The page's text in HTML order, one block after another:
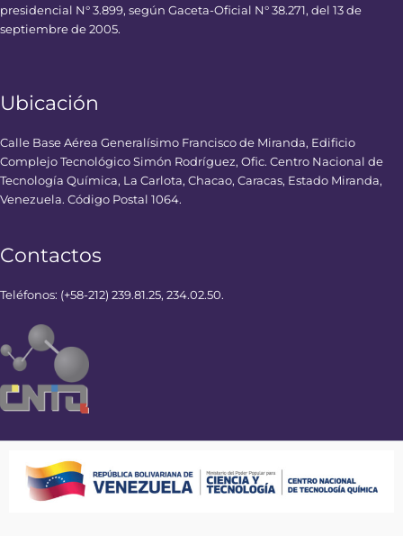
presidencial N° 3.899, según Gaceta-Oficial N° 38.271, del 13 de
septiembre de 2005.
Ubicación
Calle Base Aérea Generalísimo Francisco de Miranda, Edificio
Complejo Tecnológico Simón Rodríguez, Ofic. Centro Nacional de
Tecnología Química, La Carlota, Chacao, Caracas, Estado Miranda,
Venezuela. Código Postal 1064.
Contactos
Teléfonos: (+58-212) 239.81.25, 234.02.50.